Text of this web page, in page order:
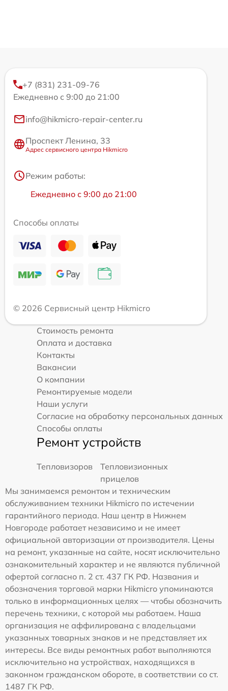
+7 (831) 231-09-76
Ежедневно с 9:00 до 21:00
info@hikmicro-repair-center.ru
Проспект Ленина, 33
Адрес сервисного центра Hikmicro
Режим работы:
Ежедневно с 9:00 до 21:00
Способы оплаты
© 2026 Сервисный центр Hikmicro
Стоимость ремонта
Оплата и доставка
Контакты
Вакансии
О компании
Ремонтируемые модели
Наши услуги
Согласие на обработку персональных данных
Способы оплаты
Ремонт устройств
Тепловизоров
Тепловизионных
прицелов
Мы занимаемся ремонтом и техническим
обслуживанием техники Hikmicro по истечении
гарантийного периода. Наш центр в Нижнем
Новгороде работает независимо и не имеет
официальной авторизации от производителя. Цены
на ремонт, указанные на сайте, носят исключительно
ознакомительный характер и не являются публичной
офертой согласно п. 2 ст. 437 ГК РФ. Названия и
обозначения торговой марки Hikmicro упоминаются
только в информационных целях — чтобы обозначить
перечень техники, с которой мы работаем. Наша
организация не аффилирована с владельцами
указанных товарных знаков и не представляет их
интересы. Все виды ремонтных работ выполняются
исключительно на устройствах, находящихся в
законном гражданском обороте, в соответствии со ст.
1487 ГК РФ.